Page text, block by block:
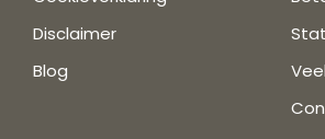
Disclaimer
Blog